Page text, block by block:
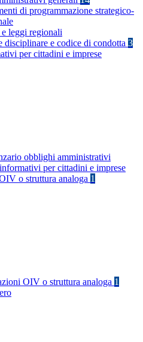
di programmazione strategico-
e leggi regionali
disciplinare e codice di condotta 3
per cittadini e imprese
obblighi amministrativi
per cittadini e imprese
o struttura analoga 1
OIV o struttura analoga 1